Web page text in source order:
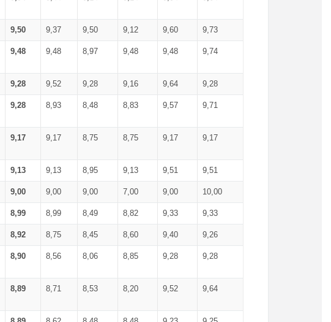
9,50 9,37 9,50 9,12 9,60 9,73
9,48 9,48 8,97 9,48 9,48 9,74
9,28 9,52 9,28 9,16 9,64 9,28
9,28 8,93 8,48 8,83 9,57 9,71
9,17 9,17 8,75 8,75 9,17 9,17
9,13 9,13 8,95 9,13 9,51 9,51
9,00 9,00 9,00 7,00 9,00 10,00
8,99 8,99 8,49 8,82 9,33 9,33
8,92 8,75 8,45 8,60 9,40 9,26
8,90 8,56 8,06 8,85 9,28 9,28
8,89 8,71 8,53 8,20 9,52 9,64